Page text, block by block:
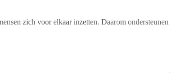
zich voor elkaar inzetten. Daarom